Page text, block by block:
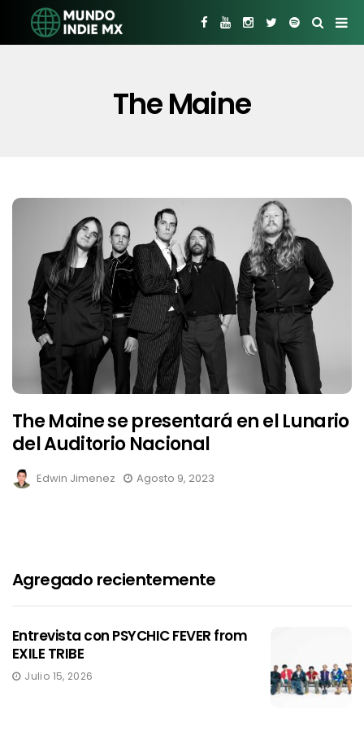
The Maine
The Maine se presentará en el Lunario
del Auditorio Nacional
Edwin Jimenez Agosto 9, 2023
Agregado recientemente
Entrevista con PSYCHIC FEVER from
EXILE TRIBE
Julio 15, 2026